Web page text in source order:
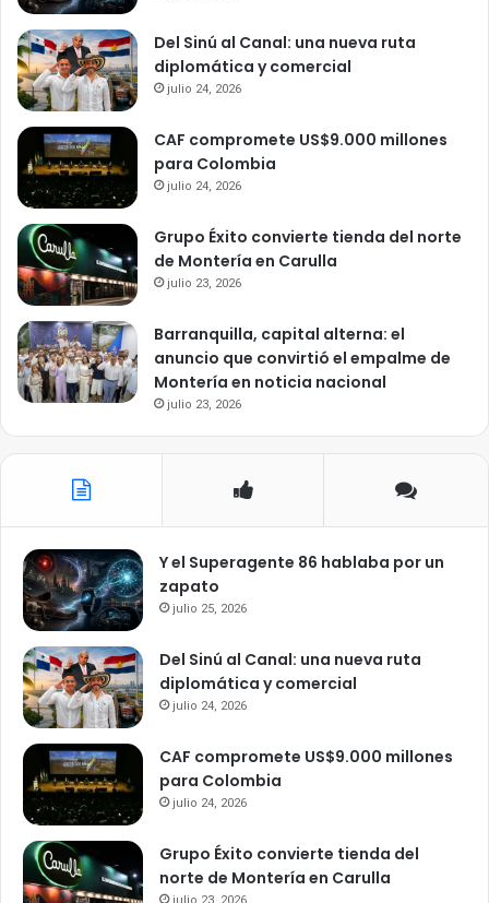
Del Sinú al Canal: una nueva ruta
diplomática y comercial
julio 24, 2026
CAF compromete US$9.000 millones
para Colombia
julio 24, 2026
Grupo Éxito convierte tienda del norte
de Montería en Carulla
julio 23, 2026
Barranquilla, capital alterna: el
anuncio que convirtió el empalme de
Montería en noticia nacional
julio 23, 2026
Y el Superagente 86 hablaba por un
zapato
julio 25, 2026
Del Sinú al Canal: una nueva ruta
diplomática y comercial
julio 24, 2026
CAF compromete US$9.000 millones
para Colombia
julio 24, 2026
Grupo Éxito convierte tienda del
norte de Montería en Carulla